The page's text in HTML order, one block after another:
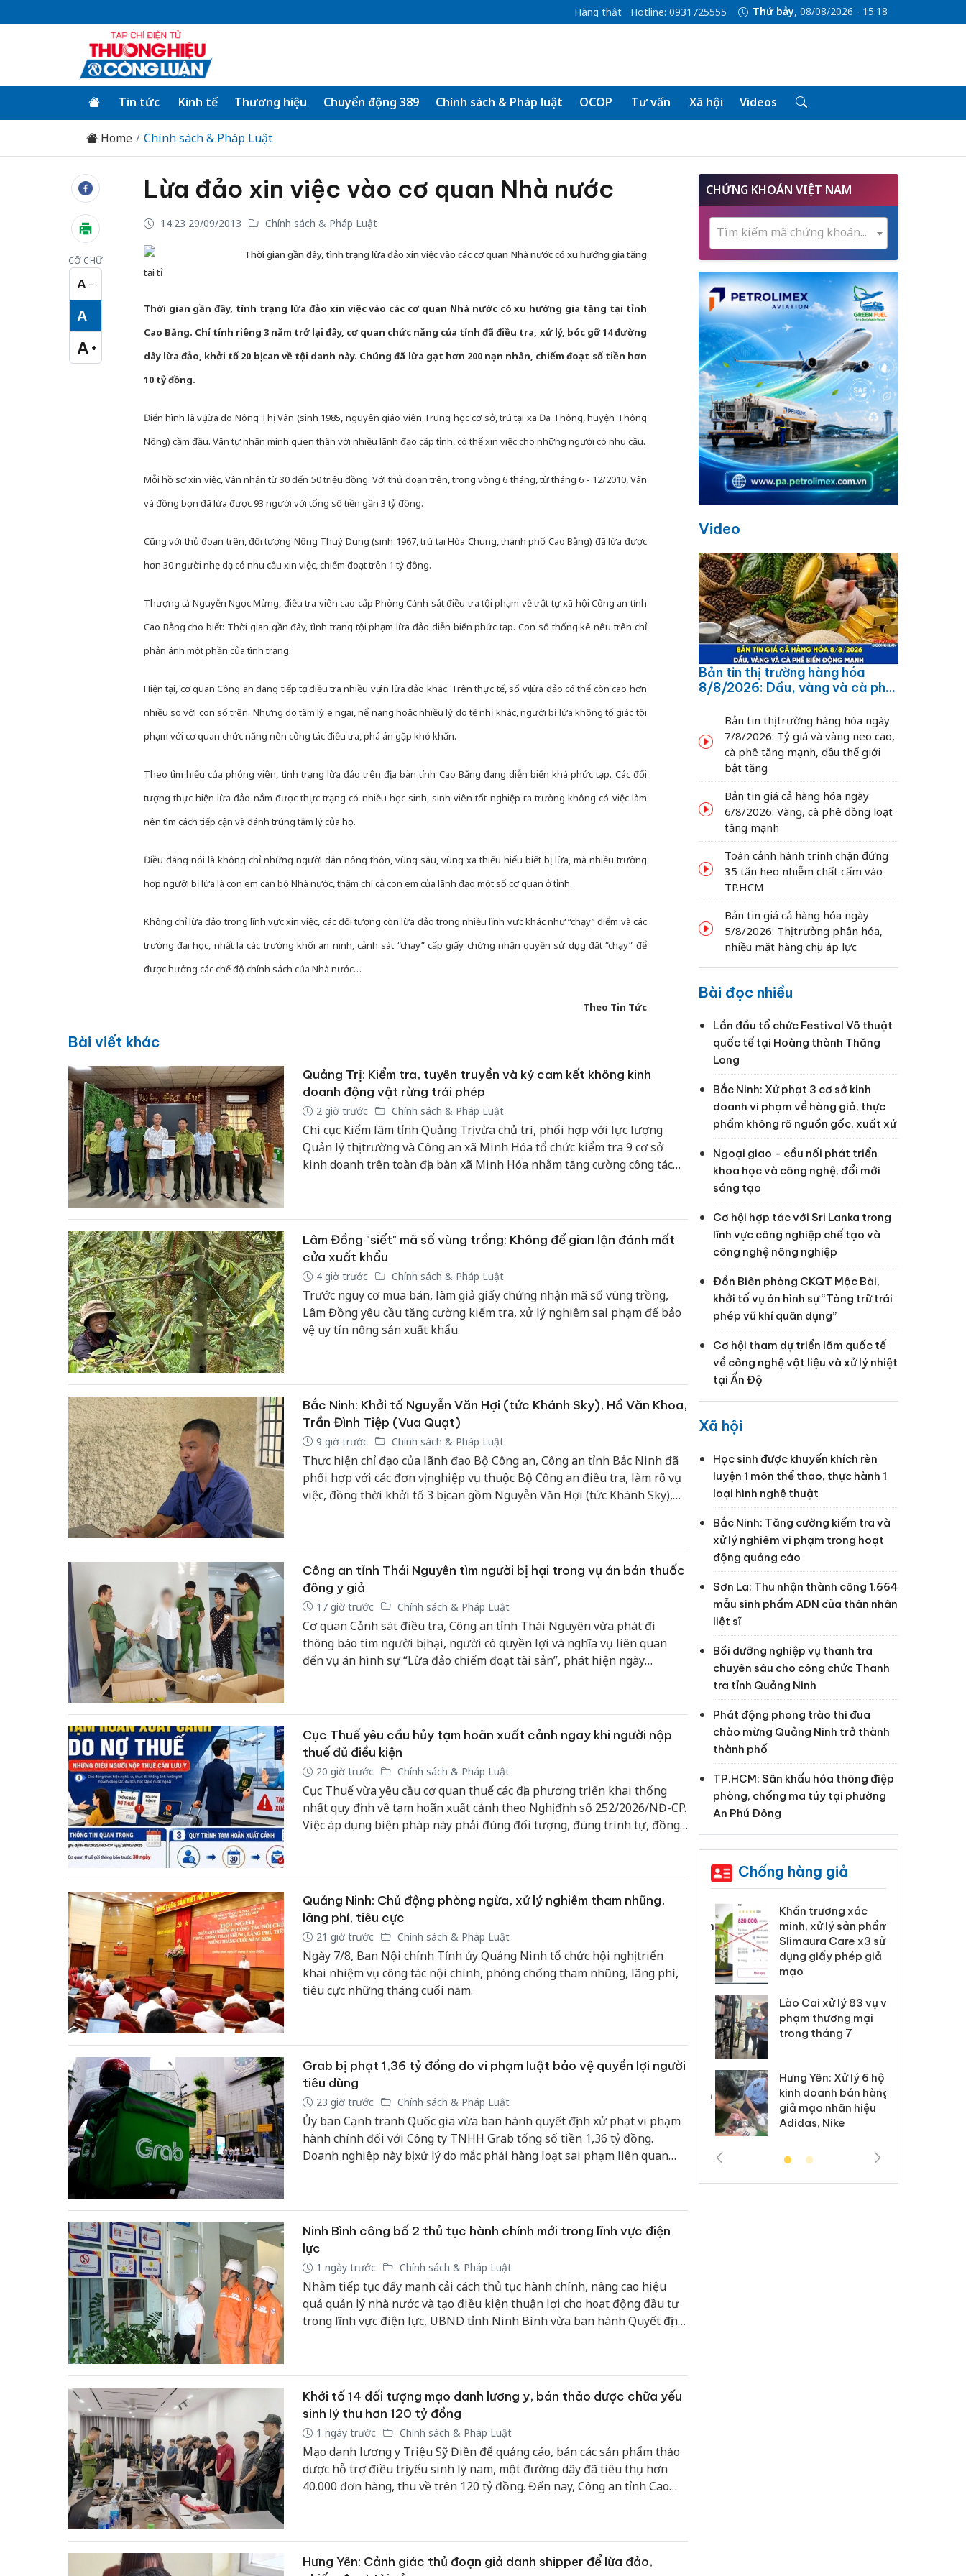
Hàng thật Hotline: 0931725555 Thứ bảy, 08/08/2026 - 15:18
Tin tức Kinh tế Thương hiệu Chuyển động 389 Chính sách & Pháp luật OCOP Tư vấn Xã hội Videos
Home Chính sách & Pháp Luật
CỠ CHỮ
A −
Cỡ chữ nhỏ
A
Cỡ chữ vừa
A +
Cỡ chữ lớn
Lừa đảo xin việc vào cơ quan Nhà nước
14:23 29/09/2013 Chính sách & Pháp Luật
Thời gian gần đây, tình trạng lừa đảo xin việc vào các cơ quan Nhà nước có xu hướng gia tăng
tại tỉ
Thời gian gần đây, tình trạng lừa đảo xin việc vào các cơ quan Nhà nước có xu hướng gia tăng tại tỉnh
Cao Bằng. Chỉ tính riêng 3 năm trở lại đây, cơ quan chức năng của tỉnh đã điều tra, xử lý, bóc gỡ 14 đường
dây lừa đảo, khởi tố 20 bị can về tội danh này. Chúng đã lừa gạt hơn 200 nạn nhân, chiếm đoạt số tiền hơn
10 tỷ đồng.
Điển hình là vụ lừa do Nông Thị Vân (sinh 1985, nguyên giáo viên Trung học cơ sở, trú tại xã Đa Thông, huyện Thông
Nông) cầm đầu. Vân tự nhận mình quen thân với nhiều lãnh đạo cấp tỉnh, có thể xin việc cho những người có nhu cầu.
Mỗi hồ sơ xin việc, Vân nhận từ 30 đến 50 triệu đồng. Với thủ đoạn trên, trong vòng 6 tháng, từ tháng 6 - 12/2010, Vân
và đồng bọn đã lừa được 93 người với tổng số tiền gần 3 tỷ đồng.
Cũng với thủ đoạn trên, đối tượng Nông Thuý Dung (sinh 1967, trú tại Hòa Chung, thành phố Cao Bằng) đã lừa được
hơn 30 người nhẹ dạ có nhu cầu xin việc, chiếm đoạt trên 1 tỷ đồng.
Thượng tá Nguyễn Ngọc Mừng, điều tra viên cao cấp Phòng Cảnh sát điều tra tội phạm về trật tự xã hội Công an tỉnh
Cao Bằng cho biết: Thời gian gần đây, tình trạng tội phạm lừa đảo diễn biến phức tạp. Con số thống kê nêu trên chỉ
phản ánh một phần của tình trạng.
Hiện tại, cơ quan Công an đang tiếp tục điều tra nhiều vụ án lừa đảo khác. Trên thực tế, số vụ lừa đảo có thể còn cao hơn
nhiều so với con số trên. Nhưng do tâm lý e ngại, nể nang hoặc nhiều lý do tế nhị khác, người bị lừa không tố giác tội
phạm với cơ quan chức năng nên công tác điều tra, phá án gặp khó khăn.
Theo tìm hiểu của phóng viên, tình trạng lừa đảo trên địa bàn tỉnh Cao Bằng đang diễn biến khá phức tạp. Các đối
tượng thực hiện lừa đảo nắm được thực trạng có nhiều học sinh, sinh viên tốt nghiệp ra trường không có việc làm
nên tìm cách tiếp cận và đánh trúng tâm lý của họ.
Điều đáng nói là không chỉ những người dân nông thôn, vùng sâu, vùng xa thiếu hiểu biết bị lừa, mà nhiều trường
hợp người bị lừa là con em cán bộ Nhà nước, thậm chí cả con em của lãnh đạo một số cơ quan ở tỉnh.
Không chỉ lừa đảo trong lĩnh vực xin việc, các đối tượng còn lừa đảo trong nhiều lĩnh vực khác như “chạy” điểm và các
trường đại học, nhất là các trường khối an ninh, cảnh sát “chạy” cấp giấy chứng nhận quyền sử dụng đất “chạy” để
được hưởng các chế độ chính sách của Nhà nước…
Theo Tin Tức
Bài viết khác
Quảng Trị: Kiểm tra, tuyên truyền và ký cam kết không kinh
doanh động vật rừng trái phép
2 giờ trước Chính sách & Pháp Luật
Chi cục Kiểm lâm tỉnh Quảng Trị vừa chủ trì, phối hợp với lực lượng
Quản lý thị trường và Công an xã Minh Hóa tổ chức kiểm tra 9 cơ sở
kinh doanh trên toàn địa bàn xã Minh Hóa nhằm tăng cường công tác
Lâm Đồng "siết" mã số vùng trồng: Không để gian lận đánh mất
cửa xuất khẩu
4 giờ trước Chính sách & Pháp Luật
Trước nguy cơ mua bán, làm giả giấy chứng nhận mã số vùng trồng,
Lâm Đồng yêu cầu tăng cường kiểm tra, xử lý nghiêm sai phạm để bảo
vệ uy tín nông sản xuất khẩu.
Bắc Ninh: Khởi tố Nguyễn Văn Hợi (tức Khánh Sky), Hồ Văn Khoa,
Trần Đình Tiệp (Vua Quạt)
9 giờ trước Chính sách & Pháp Luật
Thực hiện chỉ đạo của lãnh đạo Bộ Công an, Công an tỉnh Bắc Ninh đã
phối hợp với các đơn vị nghiệp vụ thuộc Bộ Công an điều tra, làm rõ vụ
việc, đồng thời khởi tố 3 bị can gồm Nguyễn Văn Hợi (tức Khánh Sky),
xâm phạm quyền và lợi ích hợp pháp của tổ chức, cá nhân.
Công an tỉnh Thái Nguyên tìm người bị hại trong vụ án bán thuốc
đông y giả
17 giờ trước Chính sách & Pháp Luật
Cơ quan Cảnh sát điều tra, Công an tỉnh Thái Nguyên vừa phát đi
thông báo tìm người bị hại, người có quyền lợi và nghĩa vụ liên quan
đến vụ án hình sự “Lừa đảo chiếm đoạt tài sản”, phát hiện ngày
Cục Thuế yêu cầu hủy tạm hoãn xuất cảnh ngay khi người nộp
thuế đủ điều kiện
20 giờ trước Chính sách & Pháp Luật
Cục Thuế vừa yêu cầu cơ quan thuế các địa phương triển khai thống
nhất quy định về tạm hoãn xuất cảnh theo Nghị định số 252/2026/NĐ-CP.
Việc áp dụng biện pháp này phải đúng đối tượng, đúng trình tự, đồng
ích hợp pháp của người nộp thuế.
Quảng Ninh: Chủ động phòng ngừa, xử lý nghiêm tham nhũng,
lãng phí, tiêu cực
21 giờ trước Chính sách & Pháp Luật
Ngày 7/8, Ban Nội chính Tỉnh ủy Quảng Ninh tổ chức hội nghị triển
khai nhiệm vụ công tác nội chính, phòng chống tham nhũng, lãng phí,
tiêu cực những tháng cuối năm.
Grab bị phạt 1,36 tỷ đồng do vi phạm luật bảo vệ quyền lợi người
tiêu dùng
23 giờ trước Chính sách & Pháp Luật
Ủy ban Cạnh tranh Quốc gia vừa ban hành quyết định xử phạt vi phạm
hành chính đối với Công ty TNHH Grab tổng số tiền 1,36 tỷ đồng.
Doanh nghiệp này bị xử lý do mắc phải hàng loạt sai phạm liên quan
Ninh Bình công bố 2 thủ tục hành chính mới trong lĩnh vực điện
lực
1 ngày trước Chính sách & Pháp Luật
Nhằm tiếp tục đẩy mạnh cải cách thủ tục hành chính, nâng cao hiệu
quả quản lý nhà nước và tạo điều kiện thuận lợi cho hoạt động đầu tư
trong lĩnh vực điện lực, UBND tỉnh Ninh Bình vừa ban hành Quyết định
Khởi tố 14 đối tượng mạo danh lương y, bán thảo dược chữa yếu
sinh lý thu hơn 120 tỷ đồng
1 ngày trước Chính sách & Pháp Luật
Mạo danh lương y Triệu Sỹ Điền để quảng cáo, bán các sản phẩm thảo
dược hỗ trợ điều trị yếu sinh lý nam, một đường dây đã tiêu thụ hơn
40.000 đơn hàng, thu về trên 120 tỷ đồng. Đến nay, Công an tỉnh Cao
Hưng Yên: Cảnh giác thủ đoạn giả danh shipper để lừa đảo,
CHỨNG KHOÁN VIỆT NAM
Tìm kiếm mã chứng khoán...
Video
Bản tin thị trường hàng hóa
8/8/2026: Dầu, vàng và cà phê
Bản tin thị trường hàng hóa ngày
7/8/2026: Tỷ giá và vàng neo cao,
cà phê tăng mạnh, dầu thế giới
bật tăng
Bản tin giá cả hàng hóa ngày
6/8/2026: Vàng, cà phê đồng loạt
tăng mạnh
Toàn cảnh hành trình chặn đứng
35 tấn heo nhiễm chất cấm vào
TP.HCM
Bản tin giá cả hàng hóa ngày
5/8/2026: Thị trường phân hóa,
nhiều mặt hàng chịu áp lực
Bài đọc nhiều
Lần đầu tổ chức Festival Võ thuật
quốc tế tại Hoàng thành Thăng
Long
Bắc Ninh: Xử phạt 3 cơ sở kinh
doanh vi phạm về hàng giả, thực
phẩm không rõ nguồn gốc, xuất xứ
Ngoại giao - cầu nối phát triển
khoa học và công nghệ, đổi mới
sáng tạo
Cơ hội hợp tác với Sri Lanka trong
lĩnh vực công nghiệp chế tạo và
công nghệ nông nghiệp
Đồn Biên phòng CKQT Mộc Bài,
khởi tố vụ án hình sự “Tàng trữ trái
phép vũ khí quân dụng”
Cơ hội tham dự triển lãm quốc tế
về công nghệ vật liệu và xử lý nhiệt
tại Ấn Độ
Xã hội
Học sinh được khuyến khích rèn
luyện 1 môn thể thao, thực hành 1
loại hình nghệ thuật
Bắc Ninh: Tăng cường kiểm tra và
xử lý nghiêm vi phạm trong hoạt
động quảng cáo
Sơn La: Thu nhận thành công 1.664
mẫu sinh phẩm ADN của thân nhân
liệt sĩ
Bồi dưỡng nghiệp vụ thanh tra
chuyên sâu cho công chức Thanh
tra tỉnh Quảng Ninh
Phát động phong trào thi đua
chào mừng Quảng Ninh trở thành
thành phố
TP.HCM: Sân khấu hóa thông điệp
phòng, chống ma túy tại phường
An Phú Đông
Chống hàng giả
Cà Mau: Tiêu hủy
bảo vệ môi trường
kinh doanh
bán yến sào giả
Moyuum giả
Khẩn trương xác
minh, xử lý sản phẩm
Slimaura Care x3 sử
dụng giấy phép giả
mạo
Lào Cai xử lý 83 vụ vi
phạm thương mại
trong tháng 7
Hưng Yên: Xử lý 6 hộ
kinh doanh bán hàng
giả mạo nhãn hiệu
Adidas, Nike